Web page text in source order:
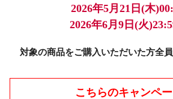
2026年5月21日(木
2026年6月9日(火
対象の商品をご購入いただいた方全
こちらのキャンペ